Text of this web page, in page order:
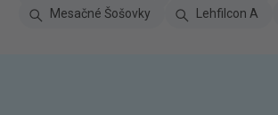
Mesačné Šošovky
Lehfilcon A